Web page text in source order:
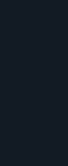
ございます。